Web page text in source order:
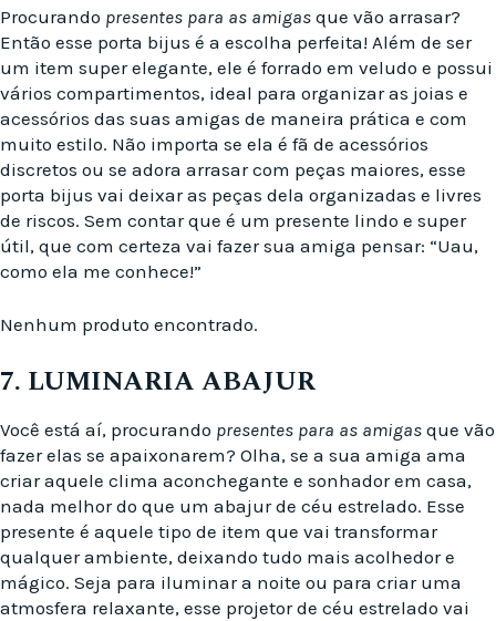
Procurando presentes para as amigas que vão arrasar?
Então esse porta bijus é a escolha perfeita! Além de ser
um item super elegante, ele é forrado em veludo e possui
vários compartimentos, ideal para organizar as joias e
acessórios das suas amigas de maneira prática e com
muito estilo. Não importa se ela é fã de acessórios
discretos ou se adora arrasar com peças maiores, esse
porta bijus vai deixar as peças dela organizadas e livres
de riscos. Sem contar que é um presente lindo e super
útil, que com certeza vai fazer sua amiga pensar: “Uau,
como ela me conhece!”
Nenhum produto encontrado.
7. LUMINARIA ABAJUR
Você está aí, procurando presentes para as amigas que vão
fazer elas se apaixonarem? Olha, se a sua amiga ama
criar aquele clima aconchegante e sonhador em casa,
nada melhor do que um abajur de céu estrelado. Esse
presente é aquele tipo de item que vai transformar
qualquer ambiente, deixando tudo mais acolhedor e
mágico. Seja para iluminar a noite ou para criar uma
atmosfera relaxante, esse projetor de céu estrelado vai